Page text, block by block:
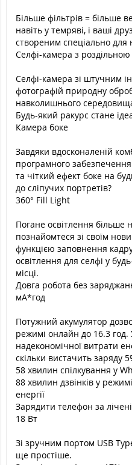
Більше фільтрів = більше
навіть у темряві, і ваші
створеним спеціально для
Селфі-камера з
Селфі-камера зі штучним
фотографій природну
навколишнього
Будь-який ракурс стане
Камера боке
Завдяки вдосконаленій
програмного
та чіткий ефект боке на
до сліпучих портретів?
360° Fill Light
Погане освітлення більше
познайомтеся зі своїм
функцією заповнення
освітлення для селфі у
місці.
Довга робота без
мА*год
Потужний акумулятор
режимі онлайн до 16.3 год.
надекономічної витрати
скільки вистачить заряду
58 хвилин спілкування у
88 хвилин дзвінків у
енергії
Зарядити телефон за
18 Вт
Зі зручним портом USB
ще простіше.